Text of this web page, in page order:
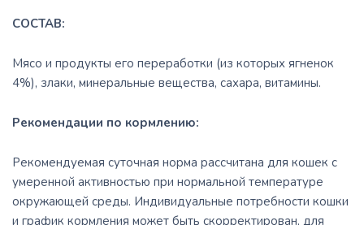
СОСТАВ:
Мясо и продукты его переработки (из которых ягненок
4%), злаки, минеральные вещества, сахара, витамины.
Рекомендации по кормлению:
Рекомендуемая суточная норма рассчитана для кошек с
умеренной активностью при нормальной температуре
окружающей среды. Индивидуальные потребности кошки
и график кормления может быть скорректирован, для